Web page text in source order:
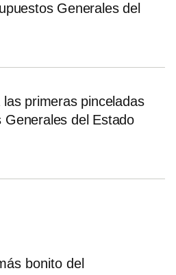
Generales del
primeras pinceladas
del Estado
bonito del